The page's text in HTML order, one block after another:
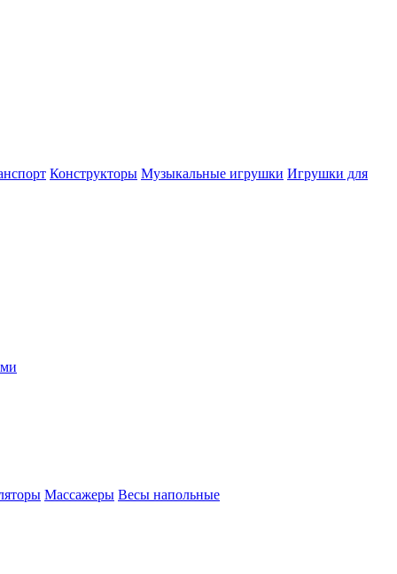
Конструкторы Музыкальные игрушки Игрушки для
Массажеры Весы напольные